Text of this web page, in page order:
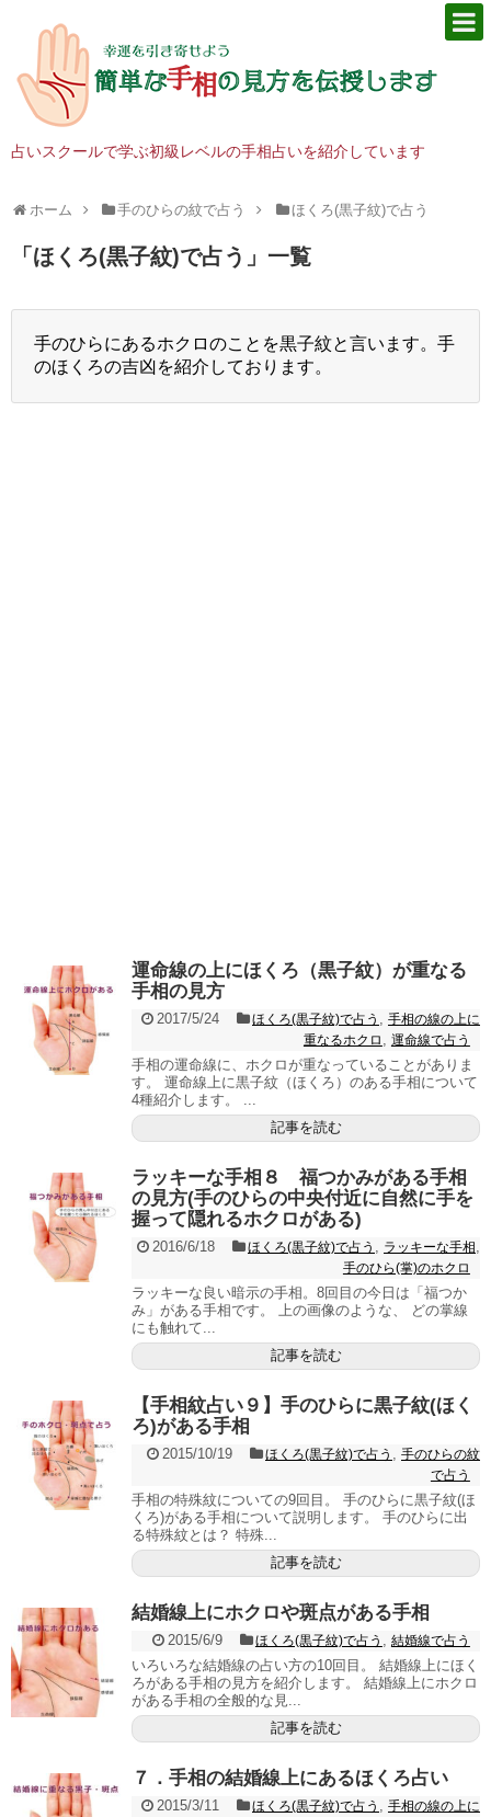
占いスクールで学ぶ初級レベルの手相占いを紹介しています
ホーム 手のひらの紋で占う ほくろ(黒子紋)で占う
「 ほくろ(黒子紋)で占う 」 一覧
手のひらにあるホクロのことを黒子紋と言います。手
のほくろの吉凶を紹介しております。
運命線の上にほくろ（黒子紋）が重なる
手相の見方
2017/5/24 ほくろ(黒子紋)で占う , 手相の線の上に
重なるホクロ , 運命線で占う
手相の運命線に、ホクロが重なっていることがありま
す。 運命線上に黒子紋（ほくろ）のある手相について
4種紹介します。 ...
記事を読む
ラッキーな手相８ 福つかみがある手相
の見方(手のひらの中央付近に自然に手を
握って隠れるホクロがある)
2016/6/18 ほくろ(黒子紋)で占う , ラッキーな手相,
手のひら(掌)のホクロ
ラッキーな良い暗示の手相。8回目の今日は「福つか
み」がある手相です。 上の画像のような、 どの掌線
にも触れて...
記事を読む
【手相紋占い９】手のひらに黒子紋(ほく
ろ)がある手相
2015/10/19 ほくろ(黒子紋)で占う , 手のひらの紋
で占う
手相の特殊紋についての9回目。 手のひらに黒子紋(ほ
くろ)がある手相について説明します。 手のひらに出
る特殊紋とは？ 特殊...
記事を読む
結婚線上にホクロや斑点がある手相
2015/6/9 ほくろ(黒子紋)で占う , 結婚線で占う
いろいろな結婚線の占い方の10回目。 結婚線上にほく
ろがある手相の見方を紹介します。 結婚線上にホクロ
がある手相の全般的な見...
記事を読む
７．手相の結婚線上にあるほくろ占い
2015/3/11 ほくろ(黒子紋)で占う , 手相の線の上に